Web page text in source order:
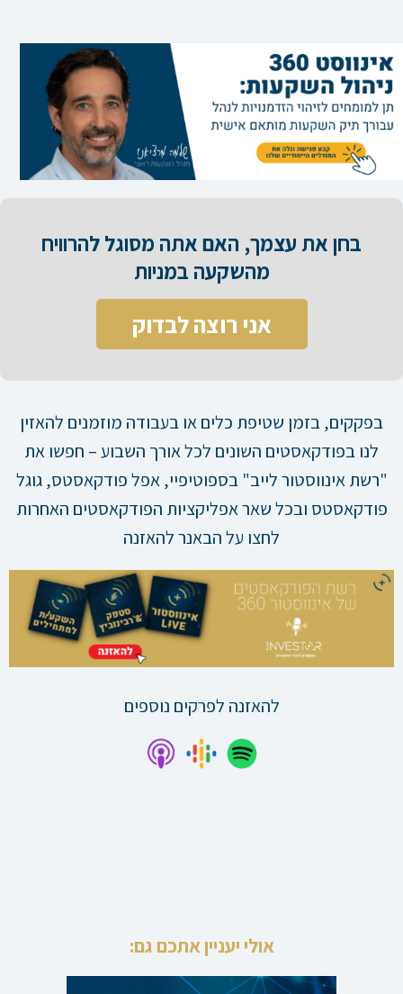
בחן את עצמך, האם אתה מסוגל להרוויח
מהשקעה במניות​
אני רוצה לבדוק
בפקקים, בזמן שטיפת כלים או בעבודה מוזמנים להאזין
לנו בפודקאסטים השונים לכל אורך השבוע – חפשו את
"רשת אינווסטור לייב" בספוטיפיי, אפל פודקאסטס, גוגל
פודקאסטס ובכל שאר אפליקציות הפודקאסטים האחרות
לחצו על הבאנר להאזנה
להאזנה לפרקים נוספים
אולי יעניין אתכם גם: